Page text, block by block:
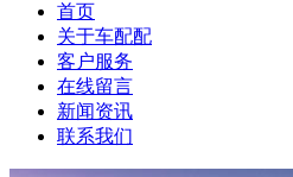
首页
关于车配配
客户服务
在线留言
新闻资讯
联系我们